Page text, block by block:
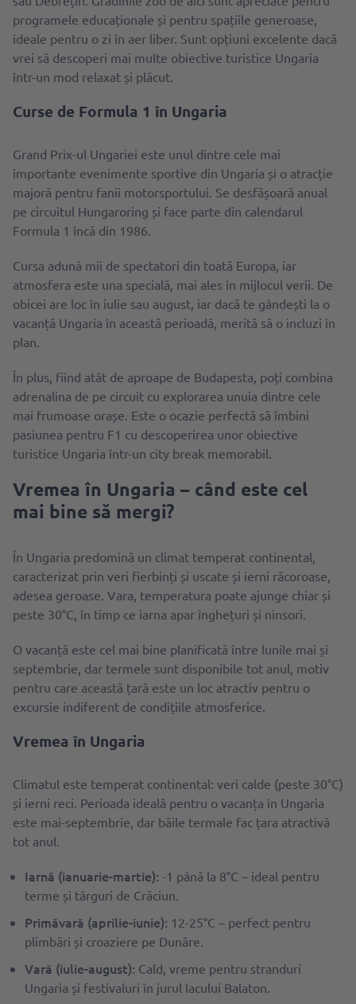
programele educaționale și pentru spațiile generoase,
ideale pentru o zi în aer liber. Sunt opțiuni excelente dacă
vrei să descoperi mai multe obiective turistice Ungaria
într-un mod relaxat și plăcut.
Curse de Formula 1 în Ungaria
Grand Prix-ul Ungariei este unul dintre cele mai
importante evenimente sportive din Ungaria și o atracție
majoră pentru fanii motorsportului. Se desfășoară anual
pe circuitul Hungaroring și face parte din calendarul
Formula 1 încă din 1986.
Cursa adună mii de spectatori din toată Europa, iar
atmosfera este una specială, mai ales în mijlocul verii. De
obicei are loc în iulie sau august, iar dacă te gândești la o
vacanță Ungaria în această perioadă, merită să o incluzi în
plan.
În plus, fiind atât de aproape de Budapesta, poți combina
adrenalina de pe circuit cu explorarea unuia dintre cele
mai frumoase orașe. Este o ocazie perfectă să îmbini
pasiunea pentru F1 cu descoperirea unor obiective
turistice Ungaria într-un city break memorabil.
Vremea în Ungaria – când este cel
mai bine să mergi?
În Ungaria predomină un climat temperat continental,
caracterizat prin veri fierbinți și uscate și ierni răcoroase,
adesea geroase. Vara, temperatura poate ajunge chiar și
peste 30°C, în timp ce iarna apar înghețuri și ninsori.
O vacanță este cel mai bine planificată între lunile mai și
septembrie, dar termele sunt disponibile tot anul, motiv
pentru care această țară este un loc atractiv pentru o
excursie indiferent de condițiile atmosferice.
Vremea în Ungaria
Climatul este temperat continental: veri calde (peste 30°C)
și ierni reci. Perioada ideală pentru o vacanța în Ungaria
este mai-septembrie, dar băile termale fac țara atractivă
tot anul.
Iarnă (ianuarie-martie): -1 până la 8°C – ideal pentru
terme și târguri de Crăciun.
Primăvară (aprilie-iunie): 12-25°C – perfect pentru
plimbări și croaziere pe Dunăre.
Vară (iulie-august): Cald, vreme pentru stranduri
Ungaria și festivaluri în jurul lacului Balaton.